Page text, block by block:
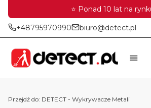
⭐ Ponad 10 lat na
+48795970990 biuro@detect.pl
Przejdź do: DETECT - Wykrywacze Metali